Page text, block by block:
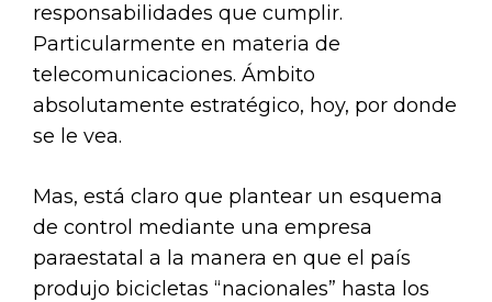
responsabilidades que cumplir.
Particularmente en materia de
telecomunicaciones. Ámbito
absolutamente estratégico, hoy, por donde
se le vea.
Mas, está claro que plantear un esquema
de control mediante una empresa
paraestatal a la manera en que el país
produjo bicicletas “nacionales” hasta los